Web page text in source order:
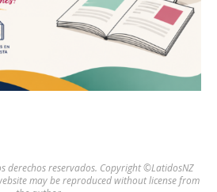
derechos reservados. Copyright ©LatidosNZ
may be reproduced without license from